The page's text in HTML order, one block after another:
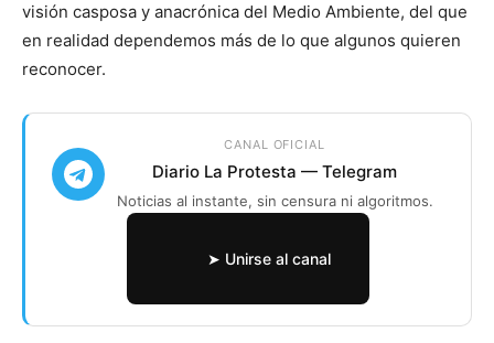
visión casposa y anacrónica del Medio Ambiente, del que
en realidad dependemos más de lo que algunos quieren
reconocer.
CANAL OFICIAL
Diario La Protesta — Telegram
Noticias al instante, sin censura ni algoritmos.
➤ Unirse al canal